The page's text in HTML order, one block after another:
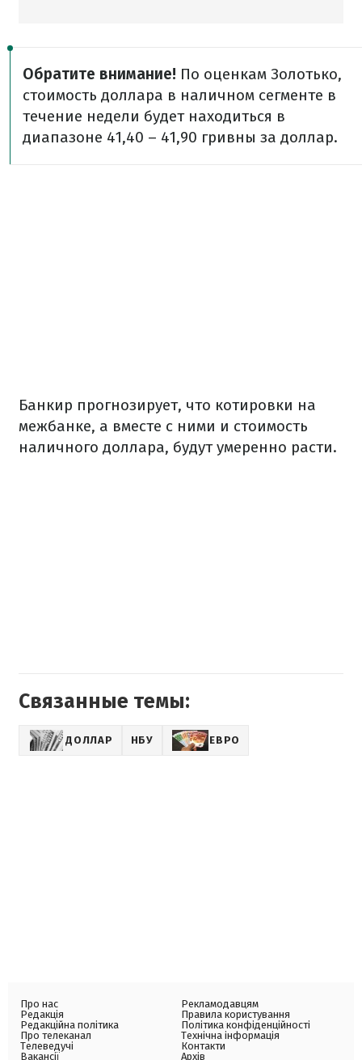
Обратите внимание! По оценкам Золотько,
стоимость доллара в наличном сегменте в
течение недели будет находиться в
диапазоне 41,40 – 41,90 гривны за доллар.
Банкир прогнозирует, что котировки на
межбанке, а вместе с ними и стоимость
наличного доллара, будут умеренно расти.
Связанные темы:
ДОЛЛАР НБУ ЕВРО
Про нас
Редакція
Редакційна політика
Про телеканал
Телеведучі
Вакансії
Рекламодавцям
Правила користування
Політика конфіденційності
Технічна інформація
Контакти
Архів